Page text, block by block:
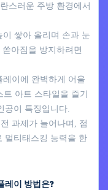
스러운 주방 환경에서
이 쌓아 올리며 손과 눈
아짐을 방지하려면
레이에 완벽하게 어울
아트 스타일을 즐기
공이 특징입니다.
과제가 늘어나며, 점
멀티태스킹 능력을 한
레이 방법은?